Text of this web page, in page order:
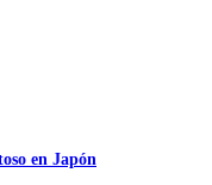
en Japón